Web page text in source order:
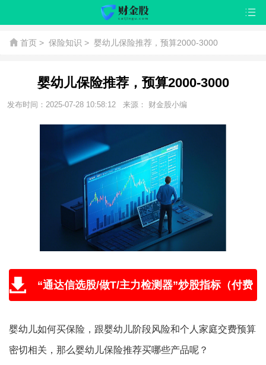
首页 > 保险知识 > 婴幼儿保险推荐，预算2000-3000
婴幼儿保险推荐，预算2000-3000
发布时间：2025-07-28 10:58:12 来源： 财金股小编
“通达信选股/做T/主力检测器”炒股指标（付费
婴幼儿如何买保险，跟婴幼儿阶段风险和个人家庭交费预算
密切相关，那么婴幼儿保险推荐买哪些产品呢？